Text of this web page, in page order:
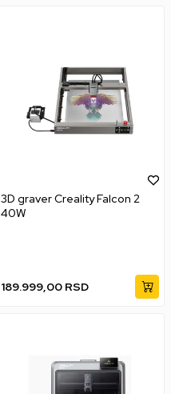
3D graver Creality Falcon 2
40W
189.999,00 RSD